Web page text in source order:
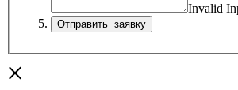
Invalid
×